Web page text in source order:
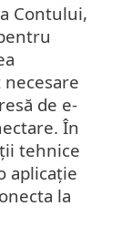
Contului,
de e-
În
tehnice
aplicație
la